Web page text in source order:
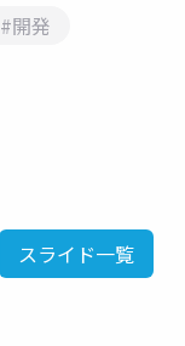
#開発
スライド一覧